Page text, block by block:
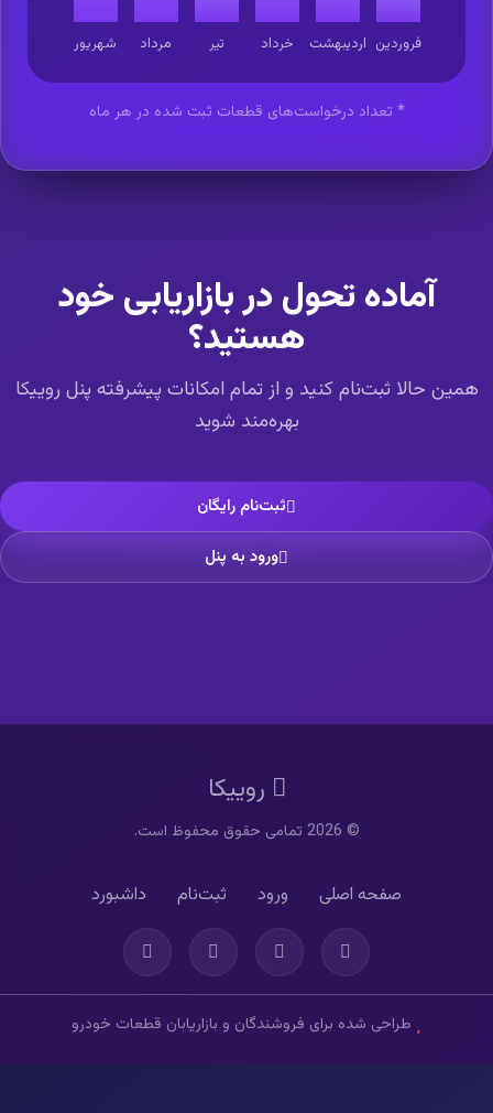
فروردین اردیبهشت خرداد تیر مرداد شهریور
* تعداد درخواست‌های قطعات ثبت شده در هر ماه
آماده تحول در بازاریابی خود
هستید؟
همین حالا ثبت‌نام کنید و از تمام امکانات پیشرفته پنل روییکا
بهره‌مند شوید
ثبت‌نام رایگان
ورود به پنل
روییکا
© 2026 تمامی حقوق محفوظ است.
صفحه اصلی ورود ثبت‌نام داشبورد
طراحی شده برای فروشندگان و بازاریابان قطعات خودرو